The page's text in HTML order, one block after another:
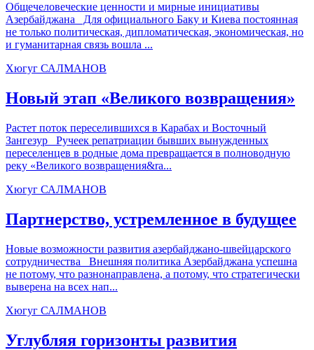
Общечеловеческие ценности и мирные инициативы
Азербайджана Для официального Баку и Киева постоянная
не только политическая, дипломатическая, экономическая, но
и гуманитарная связь вошла ...
Хюгуг САЛМАНОВ
Новый этап «Великого возвращения»
Растет поток переселившихся в Карабах и Восточный
Зангезур Ручеек репатриации бывших вынужденных
переселенцев в родные дома превращается в полноводную
реку «Великого возвращения&ra...
Хюгуг САЛМАНОВ
Партнерство, устремленное в будущее
Новые возможности развития азербайджано-швейцарского
сотрудничества Внешняя политика Азербайджана успешна
не потому, что разнонаправлена, а потому, что стратегически
выверена на всех нап...
Хюгуг САЛМАНОВ
Углубляя горизонты развития